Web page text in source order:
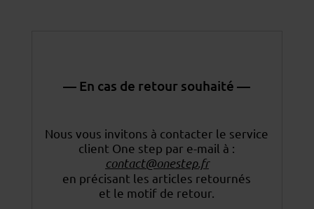
— En cas de retour souhaité —
Nous vous invitons à contacter le service
client One step par e-mail à :
contact@onestep.fr
en précisant les articles retournés
et le motif de retour.